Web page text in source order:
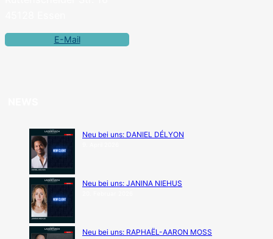
E-Mail
Neu bei uns: DANIEL DÉLYON
Neu bei uns: JANINA NIEHUS
Neu bei uns: RAPHAËL-AARON MOSS